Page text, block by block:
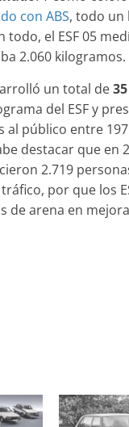
con ABS, todo un
todo, el ESF 05
2.060 kilogramos.
un total de
del ESF y
al público entre
destacar que en
2.719
por que los
de arena en